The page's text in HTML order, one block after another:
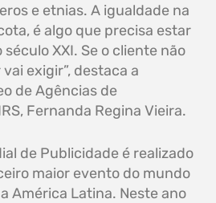
e etnias. A igualdade na
é algo que precisa estar
XXI. Se o cliente não
exigir”, destaca a
de Agências de
Fernanda Regina Vieira.
de Publicidade é realizado
maior evento do mundo
América Latina. Neste ano